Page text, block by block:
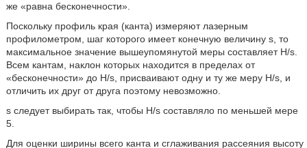
же «равна бесконечности».
Поскольку профиль края (канта) измеряют лазерным
профилометром, шаг которого имеет конечную величину s, то
максимальное значение вышеупомянутой меры составляет H/s.
Всем кантам, наклон которых находится в пределах от
«бесконечности» до H/s, присваивают одну и ту же меру H/s, и
отличить их друг от друга поэтому невозможно.
s следует выбирать так, чтобы H/s составляло по меньшей мере
5.
Для оценки ширины всего канта и сглаживания рассеяния высоту